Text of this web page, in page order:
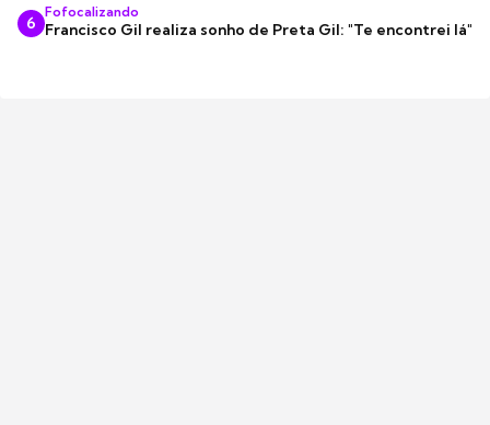
6
Fofocalizando
Francisco Gil realiza sonho de Preta Gil: "Te encontrei lá"